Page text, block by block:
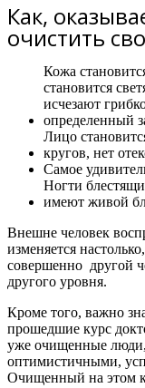
Как,
очистить
Кожа
становится
исчезают
определенный
Лицо
кругов, нет
Самое
Ногти
имеют живой
Внешне человек
изменяется
совершенно другой
другого уровня.
Кроме того, важно
прошедшие курс
уже очищенные люди,
оптимистичными,
Очищенный на этом